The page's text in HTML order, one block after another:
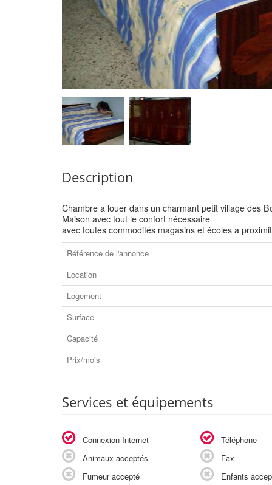
Description
Chambre a louer dans un charmant petit village des
Maison avec tout le confort nécessaire
avec toutes commodités magasins et écoles a
Référence de l'annonce
Location
Logement
Surface
Capacité
Prix/mois
Services et équipements
Connexion Internet
Animaux acceptés
Fumeur accepté
Téléphone
Fax
Enfants